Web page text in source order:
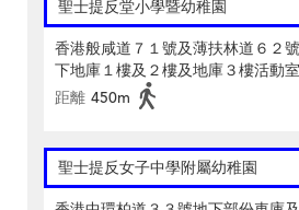
聖士提反堂小學暨幼稚園
香港般咸道７１號及薄扶林道６２
下地庫１樓及２樓及地庫３樓活動室
距離 450m
聖士提反女子中學附屬幼稚園